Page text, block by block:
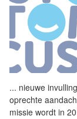
... nieuwe
oprechte
missie wordt in